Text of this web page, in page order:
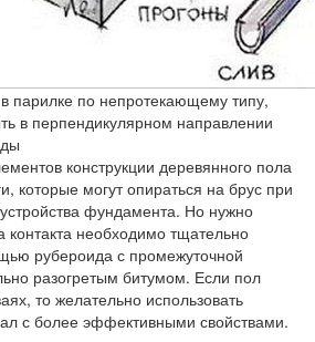
парилке по непротекающему типу,
в перпендикулярном направлении
конструкции деревянного пола
которые могут опираться на брус при
фундамента. Но нужно
контакта необходимо тщательно
рубероида с промежуточной
разогретым битумом. Если пол
то желательно использовать
с более эффективными свойствами.